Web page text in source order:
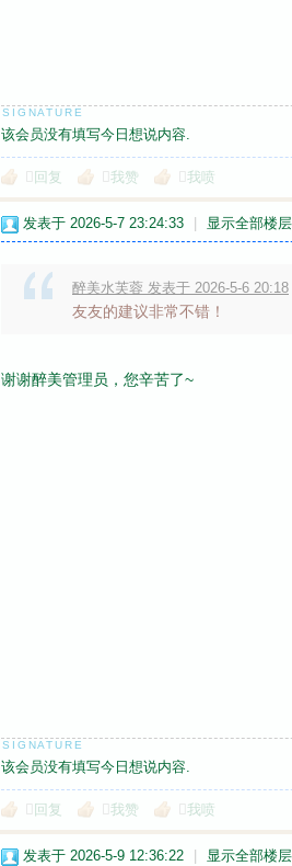
该会员没有填写今日想说内容.
回复 我赞 我喷
发表于 2026-5-7 23:24:33 显示全部楼层
醉美水芙蓉 发表于 2026-5-6 20:18
友友的建议非常不错！
谢谢醉美管理员，您辛苦了~
该会员没有填写今日想说内容.
回复 我赞 我喷
发表于 2026-5-9 12:36:22 显示全部楼层